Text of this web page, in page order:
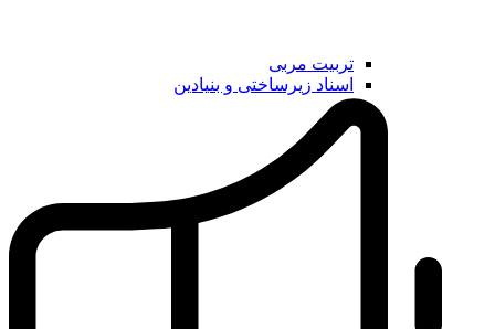
تربیت مربی
اسناد زیرساختی و بنیادین